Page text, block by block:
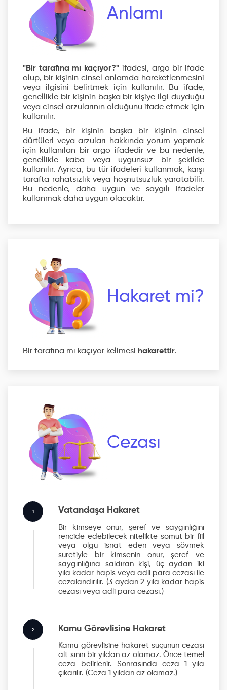
Anlamı
"Bir tarafına mı kaçıyor?" ifadesi, argo bir ifade
olup, bir kişinin cinsel anlamda hareketlenmesini
veya ilgisini belirtmek için kullanılır. Bu ifade,
genellikle bir kişinin başka bir kişiye ilgi duyduğu
veya cinsel arzularının olduğunu ifade etmek için
kullanılır.
Bu ifade, bir kişinin başka bir kişinin cinsel
dürtüleri veya arzuları hakkında yorum yapmak
için kullanılan bir argo ifadedir ve bu nedenle,
genellikle kaba veya uygunsuz bir şekilde
kullanılır. Ayrıca, bu tür ifadeleri kullanmak, karşı
tarafta rahatsızlık veya hoşnutsuzluk yaratabilir.
Bu nedenle, daha uygun ve saygılı ifadeler
kullanmak daha uygun olacaktır.
Hakaret mi?
Bir tarafına mı kaçıyor kelimesi hakarettir.
Cezası
1 Vatandaşa Hakaret
Bir kimseye onur, şeref ve saygınlığını
rencide edebilecek nitelikte somut bir fiil
veya olgu isnat eden veya sövmek
suretiyle bir kimsenin onur, şeref ve
saygınlığına saldıran kişi, üç aydan iki
yıla kadar hapis veya adli para cezası ile
cezalandırılır. (3 aydan 2 yıla kadar hapis
cezası veya adli para cezası.)
2 Kamu Görevlisine Hakaret
Kamu görevlisine hakaret suçunun cezası
alt sınırı bir yıldan az olamaz. Önce temel
ceza belirlenir. Sonrasında ceza 1 yıla
çıkarılır. (Ceza 1 yıldan az olamaz.)